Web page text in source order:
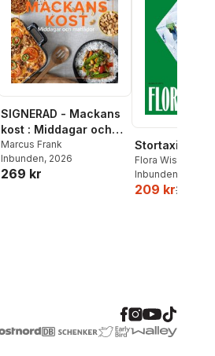
SIGNERAD - Mackans
kost : Middagar och
matlådor
Marcus Frank
Inbunden, 2026
269 kr
Stortaxi
Flora Wiström
Inbunden
209 kr259 kr